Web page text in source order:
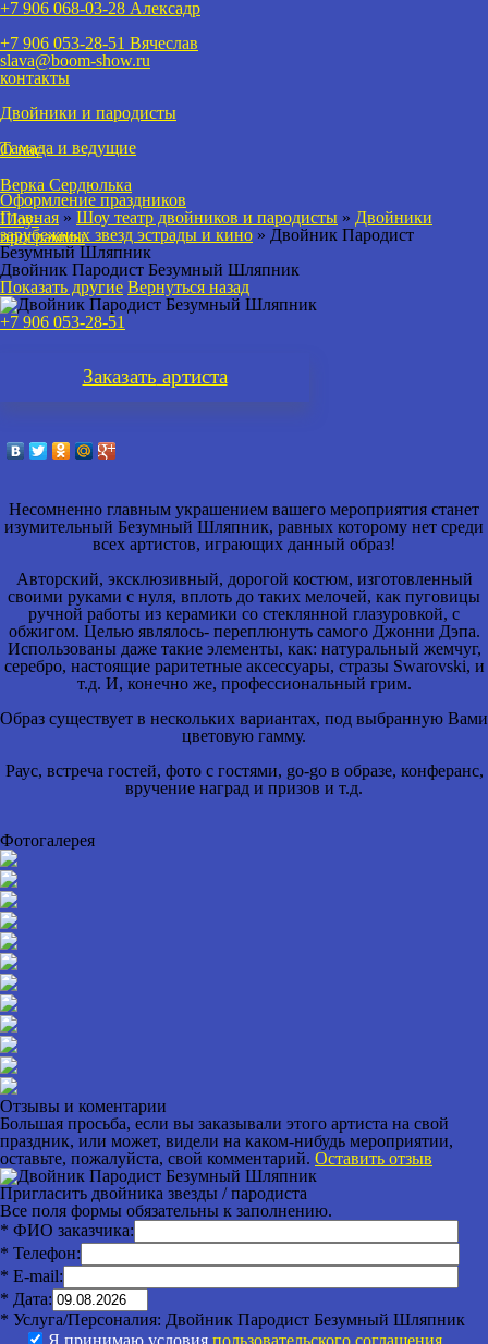
+7 906 068-03-28 Алексадр
+7 906 053-28-51 Вячеслав
slava@boom-show.ru
контакты
О нас
Двойники и пародисты
Верка Сердюлька
Тамада и ведущие
Шоу-
программы
Оформление праздников
Главная » Шоу театр двойников и пародисты » Двойники
зарубежных звезд эстрады и кино » Двойник Пародист
Безумный Шляпник
Двойник Пародист Безумный Шляпник
Показать другие Вернуться назад
+7 906 053-28-51
Заказать артиста
Несомненно главным украшением вашего мероприятия станет
изумительный Безумный Шляпник, равных которому нет среди
всех артистов, играющих данный образ!
Авторский, эксклюзивный, дорогой костюм, изготовленный
своими руками с нуля, вплоть до таких мелочей, как пуговицы
ручной работы из керамики со стеклянной глазуровкой, с
обжигом. Целью являлось- переплюнуть самого Джонни Дэпа.
Использованы даже такие элементы, как: натуральный жемчуг,
серебро, настоящие раритетные аксессуары, стразы Swarovski, и
т.д. И, конечно же, профессиональный грим.
Образ существует в нескольких вариантах, под выбранную Вами
цветовую гамму.
Раус, встреча гостей, фото с гостями, go-go в образе, конферанс,
вручение наград и призов и т.д.
Фотогалерея
Отзывы и коментарии
Большая просьба, если вы заказывали этого артиста на свой
праздник, или может, видели на каком-нибудь мероприятии,
оставьте, пожалуйста, свой комментарий. Оставить отзыв
Пригласить двойника звезды / пародиста
Все поля формы обязательны к заполнению.
* ФИО заказчика:
* Телефон:
* E-mail:
* Дата:
* Услуга/Персоналия: Двойник Пародист Безумный Шляпник
Я принимаю условия пользовательского соглашения.